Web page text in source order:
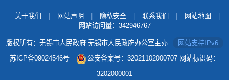
关于我们 网站声明 隐私安全 联系我们 网站地图
网站访问量： 342946767
版权所有：无锡市人民政府 无锡市人民政府办公室主办
网站支持IPv6
苏ICP备09024546号
公安备案号：32021102000707 网站标识码：
3202000001